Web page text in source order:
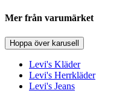
Mer från varumärket
Hoppa över karusell
Levi's Kläder
Levi's Herrkläder
Levi's Jeans